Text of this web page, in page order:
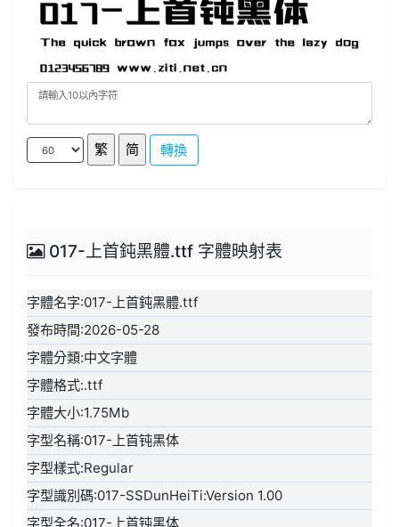
轉換
017-上首鈍黑體.ttf 字體映射表
字體名字:017-上首鈍黑體.ttf
發布時間:2026-05-28
字體分類:中文字體
字體格式:.ttf
字體大小:1.75Mb
字型名稱:017-上首钝黑体
字型樣式:Regular
字型識別碼:017-SSDunHeiTi:Version 1.00
字型全名:017-上首钝黑体